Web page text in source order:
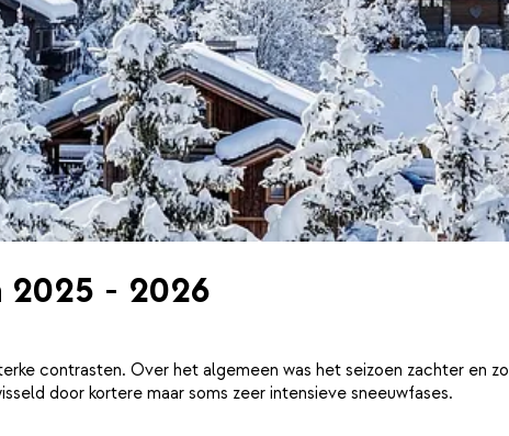
- 2026
contrasten. Over het algemeen was het seizoen zachter en
door kortere maar soms zeer intensieve sneeuwfases.